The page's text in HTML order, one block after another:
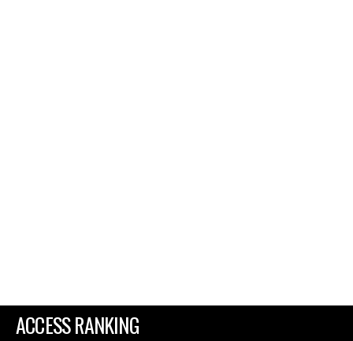
ACCESS RANKING